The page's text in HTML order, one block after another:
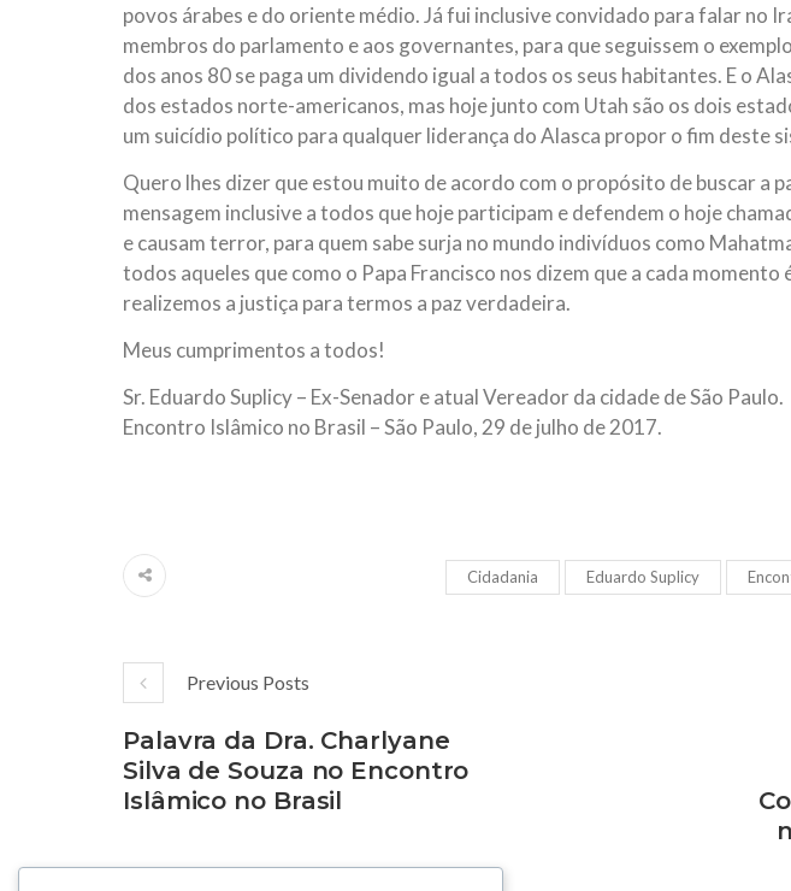
povos árabes e do oriente médio. Já fui inclusive convidado para falar no
membros do parlamento e aos governantes, para que seguissem o
dos anos 80 se paga um dividendo igual a todos os seus habitantes. E o
dos estados norte-americanos, mas hoje junto com Utah são os dois
um suicídio político para qualquer liderança do Alasca propor o fim deste
Quero lhes dizer que estou muito de acordo com o propósito de buscar a
mensagem inclusive a todos que hoje participam e defendem o hoje
e causam terror, para quem sabe surja no mundo indivíduos como
todos aqueles que como o Papa Francisco nos dizem que a cada
realizemos a justiça para termos a paz verdadeira.
Meus cumprimentos a todos!
Sr. Eduardo Suplicy – Ex-Senador e atual Vereador da cidade de São Paulo.
Encontro Islâmico no Brasil – São Paulo, 29 de julho de 2017.
Cidadania Eduardo Suplicy
Previous Posts
Palavra da Dra. Charlyane
Silva de Souza no Encontro
Islâmico no Brasil